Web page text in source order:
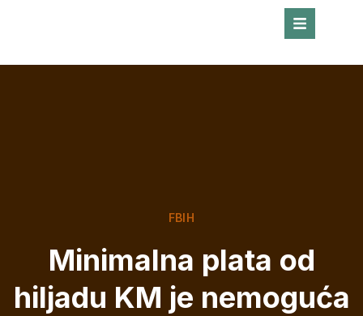
FBIH
Minimalna plata od
hiljadu KM je nemoguća